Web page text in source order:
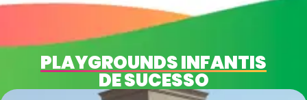
PLAYGROUNDS INFANTIS
DE SUCESSO